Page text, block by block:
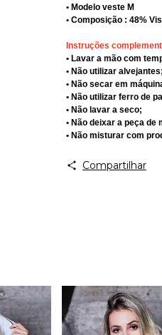
• Modelo veste M
• Composição : 48%
Instruções
• Lavar a mão com
• Não utilizar alvejantes;
• Não secar em
• Não utilizar ferro de
• Não lavar a seco;
• Não deixar a peça de
• Não misturar com
Compartilhar